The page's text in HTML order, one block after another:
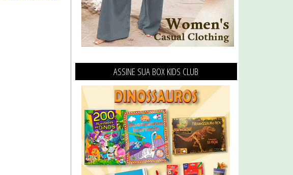
ASSINE SUA BOX KIDS CLUB